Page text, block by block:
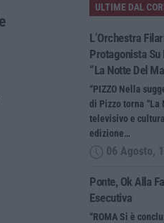
ULTIME DAL
L’Orchestra
Protagonista Su
“La Notte Del
“PIZZO Nella
di Pizzo torna “La
televisivo e
edizione…
06 Agosto,
Ponte, Ok Alla
Esecutiva
“ROMA Si è